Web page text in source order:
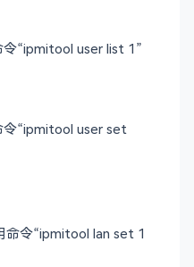
“ipmitool user list 1 ”
“ipmitool user set
命令“ipmitool lan set 1